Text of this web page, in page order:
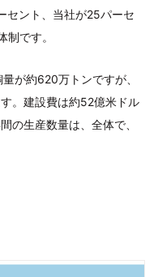
セント、当社が25パーセ
です。
が約620万トンですが、
。建設費は約52億米ドル
の生産数量は、全体で、